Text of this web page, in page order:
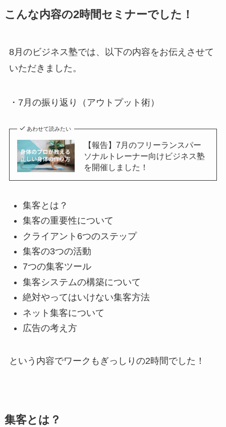
こんな内容の2時間セミナーでした！
8月のビジネス塾では、以下の内容をお伝えさせて
いただきました。
・7月の振り返り（アウトプット術）
あわせて読みたい
【報告】7月のフリーランスパー
ソナルトレーナー向けビジネス塾
を開催しました！
集客とは？
集客の重要性について
クライアント6つのステップ
集客の3つの活動
7つの集客ツール
集客システムの構築について
絶対やってはいけない集客方法
ネット集客について
広告の考え方
という内容でワークもぎっしりの2時間でした！
集客とは？